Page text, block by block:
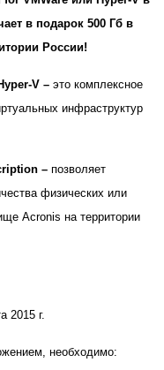
в подарок 500 Гб в
России!
V – это комплексное
инфраструктур
– позволяет
физических или
Acronis на территории
2015 г.
необходимо: